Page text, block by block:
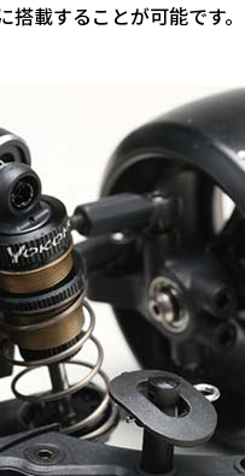
載することが可能です